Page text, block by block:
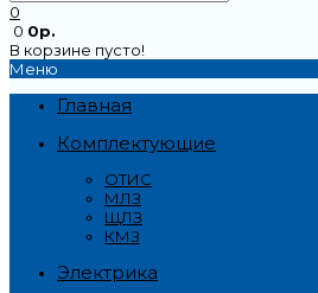
0
0 0р.
В корзине пусто!
Меню
Главная
Комплектующие
ОТИС
МЛЗ
ЩЛЗ
КМЗ
Электрика